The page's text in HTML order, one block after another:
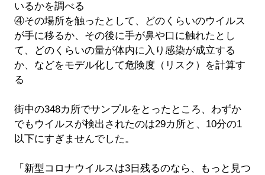
いるかを調べる
④その場所を触ったとして、どのくらいのウイルス
が手に移るか、その後に手が鼻や口に触れたとし
て、どのくらいの量が体内に入り感染が成立する
か、などをモデル化して危険度（リスク）を計算す
る
街中の348カ所でサンプルをとったところ、わずか
でもウイルスが検出されたのは29カ所と、10分の1
以下にすぎませんでした。
「新型コロナウイルスは3日残るのなら、もっと見つ